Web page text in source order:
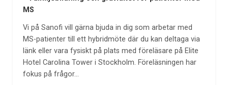
MS
Vi på Sanofi vill gärna bjuda in dig som arbetar med
MS-patienter till ett hybridmöte där du kan deltaga via
länk eller vara fysiskt på plats med föreläsare på Elite
Hotel Carolina Tower i Stockholm. Föreläsningen har
fokus på frågor…